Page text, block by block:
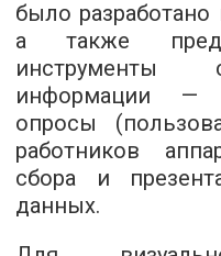
было разработано
а также
инструменты
информации —
опросы
работников
сбора и
данных.